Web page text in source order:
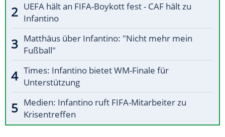
UEFA hält an FIFA-Boykott fest - CAF hält zu
Infantino
Matthäus über Infantino: "Nicht mehr mein
Fußball"
Times: Infantino bietet WM-Finale für
Unterstützung
Medien: Infantino ruft FIFA-Mitarbeiter zu
Krisentreffen